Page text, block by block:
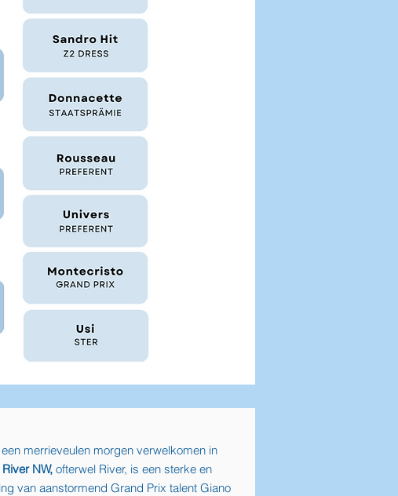
merrieveulen morgen verwelkomen in
NW, ofterwel River, is een sterke en
van aanstormend Grand Prix talent Giano